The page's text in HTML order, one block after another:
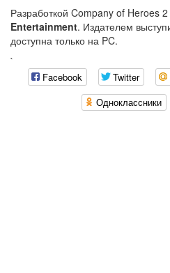
Разработкой Company of Heroes
Entertainment. Издателем
доступна только на PC.
`
Facebook Twitter
Одноклассники